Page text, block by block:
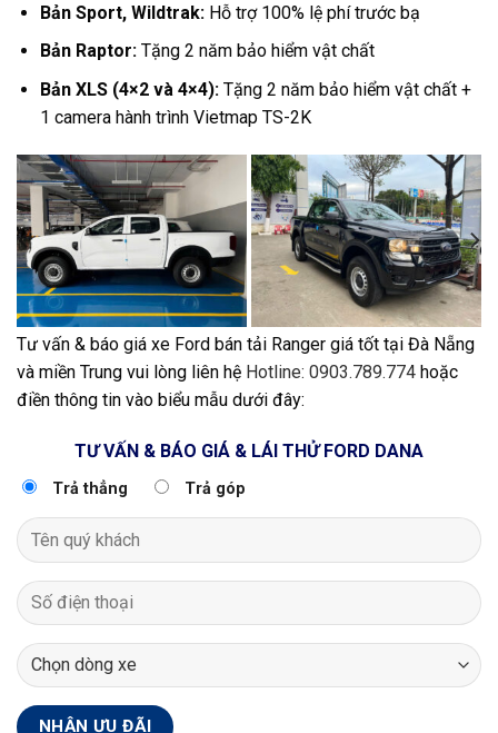
Bản Sport, Wildtrak:Hỗ trợ 100% lệ phí trước bạ
Bản Raptor:Tặng 2 năm bảo hiểm vật chất
Bản XLS (4×2 và 4×4):Tặng 2 năm bảo hiểm vật chất +
1 camera hành trình Vietmap TS-2K
Tư vấn & báo giá xe Ford bán tải Ranger giá tốt tại Đà Nẵng
và miền Trung vui lòng liên hệ Hotline: 0903.789.774 hoặc
điền thông tin vào biểu mẫu dưới đây:
TƯ VẤN & BÁO GIÁ & LÁI THỬ FORD DANA
Trả thẳng Trả góp